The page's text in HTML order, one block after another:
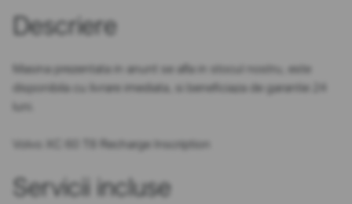
Descriere
Masina prezentata in anunt se afla in stocul nostru, este
disponibila cu livrare imediata, si beneficiaza de garantie 24
luni.
Volvo XC 60 T8 Recharge Inscription
Servicii incluse